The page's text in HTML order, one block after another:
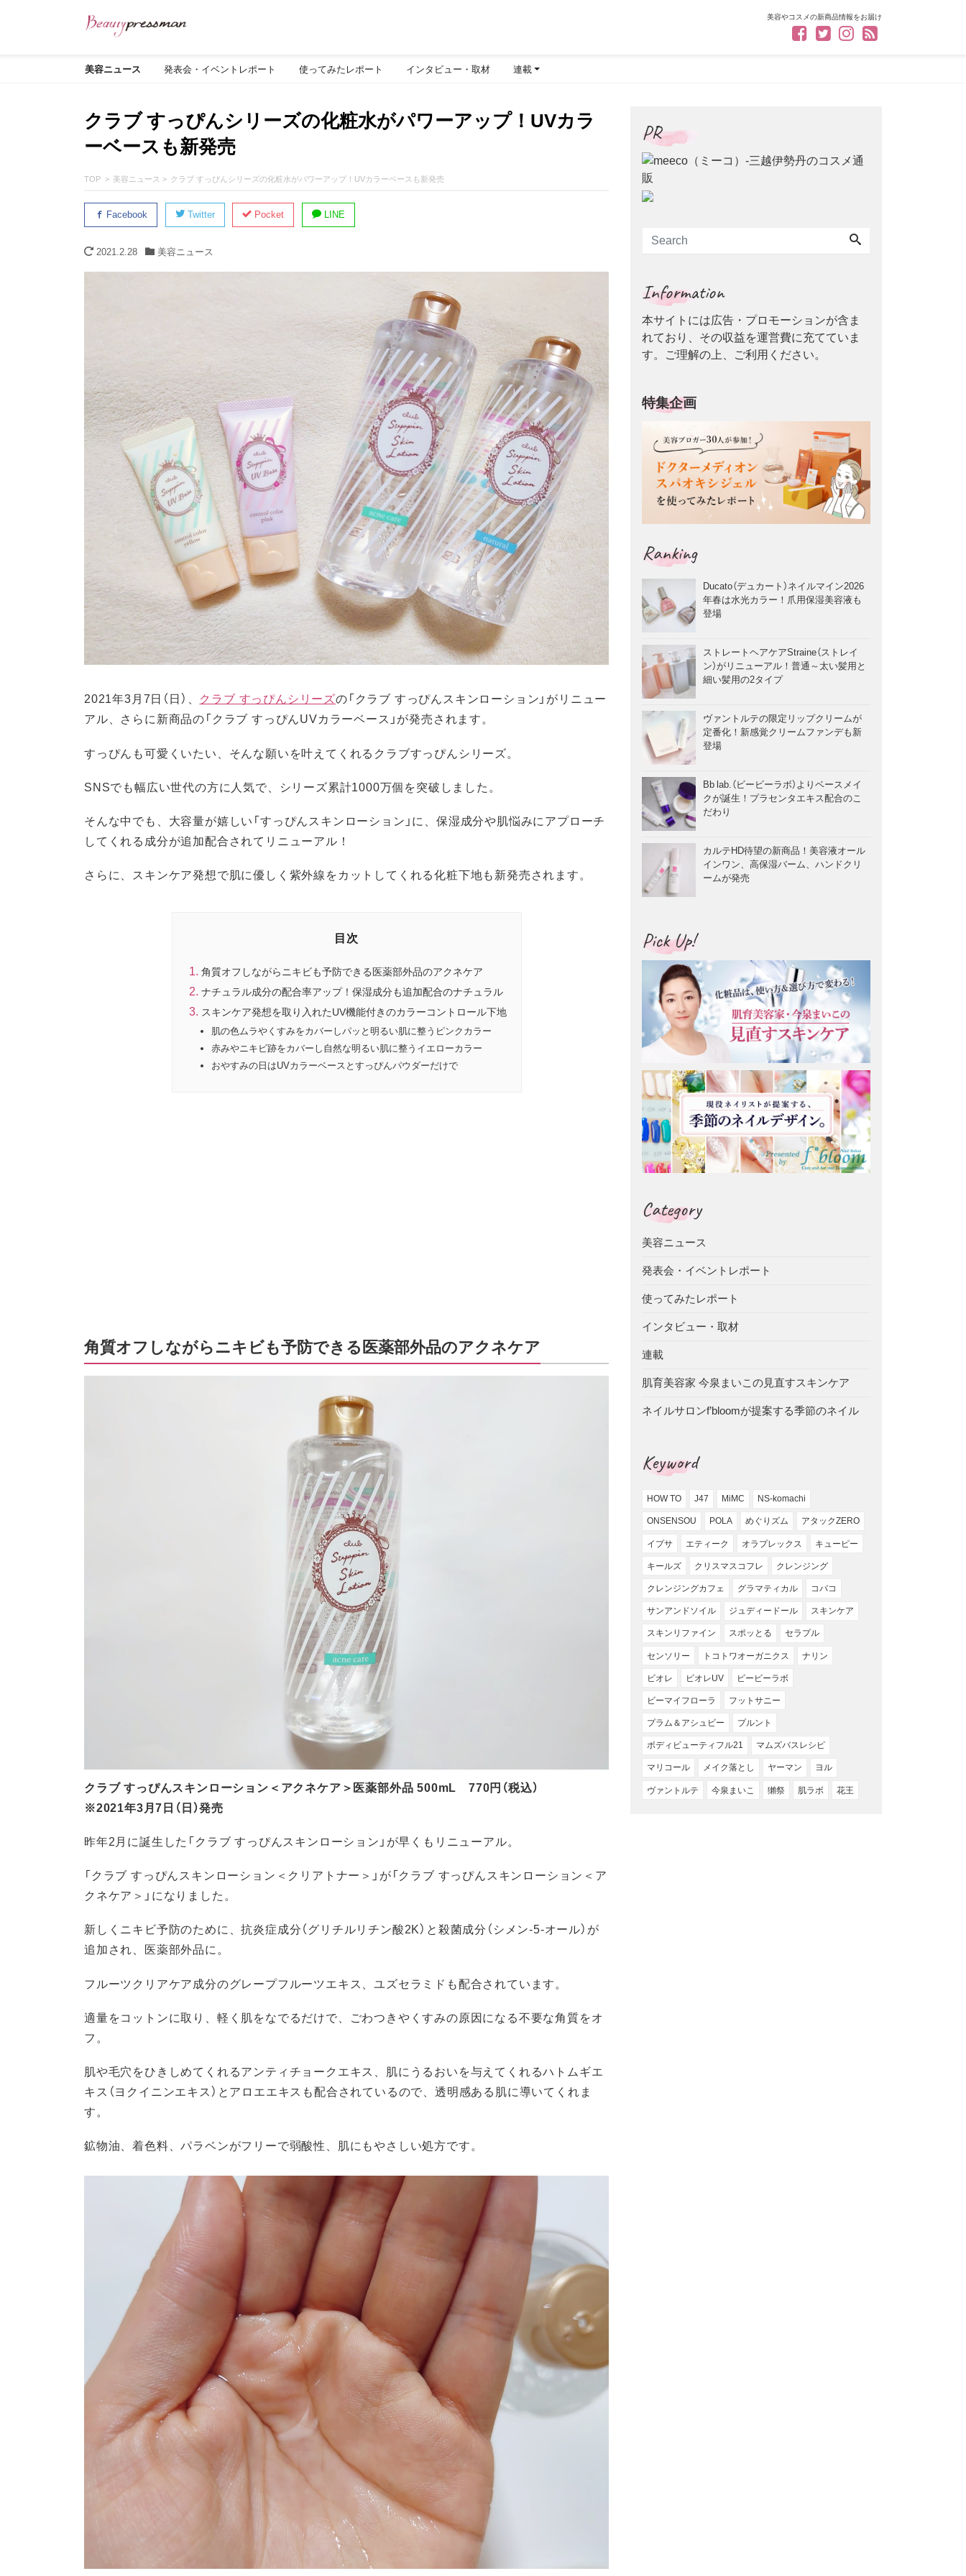
美容やコスメの新商品情報をお届け
美容ニュース 発表会・イベントレポート 使ってみたレポート インタビュー・取材 連載
クラブ すっぴんシリーズの化粧水がパワーアップ！UVカラ
ーベースも新発売
TOP 美容ニュース クラブ すっぴんシリーズの化粧水がパワーアップ！UVカラーベースも新発売
Facebook Twitter Pocket LINE
2021.2.28 美容ニュース
2021年3月7日（日）、 クラブ すっぴんシリーズの「クラブ すっぴんスキンローション」がリニュー
アル、さらに新商品の「クラブ すっぴんUVカラーベース」が発売されます。
すっぴんも可愛くいたい、そんな願いを叶えてくれるクラブすっぴんシリーズ。
SNSでも幅広い世代の方に人気で、シリーズ累計1000万個を突破しました。
そんな中でも、大容量が嬉しい「すっぴんスキンローション」に、保湿成分や肌悩みにアプローチ
してくれる成分が追加配合されてリニューアル！
さらに、スキンケア発想で肌に優しく紫外線をカットしてくれる化粧下地も新発売されます。
目次
角質オフしながらニキビも予防できる医薬部外品のアクネケア
ナチュラル成分の配合率アップ！保湿成分も追加配合のナチュラル
スキンケア発想を取り入れたUV機能付きのカラーコントロール下地
肌の色ムラやくすみをカバーしパッと明るい肌に整うピンクカラー
赤みやニキビ跡をカバーし自然な明るい肌に整うイエローカラー
おやすみの日はUVカラーベースとすっぴんパウダーだけで
角質オフしながらニキビも予防できる医薬部外品のアクネケア
クラブ すっぴんスキンローション＜アクネケア＞医薬部外品 500mL 770円（税込）
※2021年3月7日（日）発売
昨年2月に誕生した「クラブ すっぴんスキンローション」が早くもリニューアル。
「クラブ すっぴんスキンローション＜クリアトナー＞」が「クラブ すっぴんスキンローション＜ア
クネケア＞」になりました。
新しくニキビ予防のために、抗炎症成分（グリチルリチン酸2K）と殺菌成分（シメン-5-オール）が
追加され、医薬部外品に。
フルーツクリアケア成分のグレープフルーツエキス、ユズセラミドも配合されています。
適量をコットンに取り、軽く肌をなでるだけで、ごわつきやくすみの原因になる不要な角質をオ
フ。
肌や毛穴をひきしめてくれるアンティチョークエキス、肌にうるおいを与えてくれるハトムギエ
キス（ヨクイニンエキス）とアロエエキスも配合されているので、透明感ある肌に導いてくれま
す。
鉱物油、着色料、パラベンがフリーで弱酸性、肌にもやさしい処方です。
PR
Information
本サイトには広告・プロモーションが含ま
れており、その収益を運営費に充てていま
す。ご理解の上、ご利用ください。
特集企画
Ranking
Ducato（デュカート）ネイルマイン2026
年春は水光カラー！爪用保湿美容液も
登場
ストレートヘアケアStraine（ストレイ
ン）がリニューアル！普通～太い髪用と
細い髪用の2タイプ
ヴァントルテの限定リップクリームが
定番化！新感覚クリームファンデも新
登場
Bb lab.（ビービーラボ）よりベースメイ
クが誕生！プラセンタエキス配合のこ
だわり
カルテHD待望の新商品！美容液オール
インワン、高保湿バーム、ハンドクリ
ームが発売
Pick Up!
Category
美容ニュース
発表会・イベントレポート
使ってみたレポート
インタビュー・取材
連載
肌育美容家 今泉まいこの見直すスキンケア
ネイルサロンf’bloomが提案する季節のネイル
Keyword
HOW TO J47 MiMC NS-komachi
ONSENSOU POLA めぐりズム アタックZERO
イプサ エティーク オラプレックス キューピー
キールズ クリスマスコフレ クレンジング
クレンジングカフェ グラマティカル コバコ
サンアンドソイル ジュディードール スキンケア
スキンリファイン スポッとる セラプル
センソリー トコトワオーガニクス ナリン
ビオレ ビオレUV ビービーラボ
ビーマイフローラ フットサニー
プラム＆アシュビー プルント
ボディビューティフル21 マムズバスレシピ
マリコール メイク落とし ヤーマン ヨル
ヴァントルテ 今泉まいこ 獺祭 肌ラボ 花王